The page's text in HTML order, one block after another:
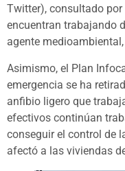
Twitter), consultado por
encuentran trabajando
agente
Asimismo, el Plan
emergencia se ha
anfibio ligero que
efectivos continúan
conseguir el control de
afectó a las viviendas